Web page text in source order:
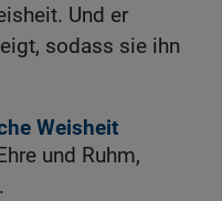
Und er
sodass sie ihn
Weisheit
und Ruhm,